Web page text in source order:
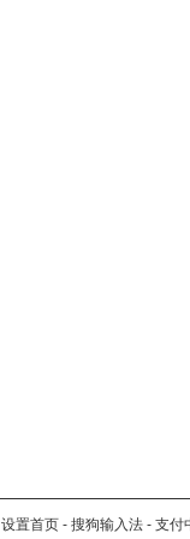
设置首页 - 搜狗输入法 - 支付